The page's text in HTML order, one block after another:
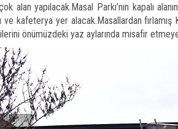
alan yapılacak.Masal Parkı’nın kapalı
kafeterya yer alacak.Masallardan fırlamış
önümüzdeki yaz aylarında misafir etmeye